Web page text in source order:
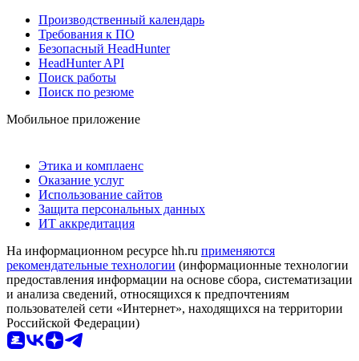
Производственный календарь
Требования к ПО
Безопасный HeadHunter
HeadHunter API
Поиск работы
Поиск по резюме
Мобильное приложение
Этика и комплаенс
Оказание услуг
Использование сайтов
Защита персональных данных
ИТ аккредитация
На информационном ресурсе hh.ru применяются
рекомендательные технологии (информационные технологии
предоставления информации на основе сбора, систематизации
и анализа сведений, относящихся к предпочтениям
пользователей сети «Интернет», находящихся на территории
Российской Федерации)